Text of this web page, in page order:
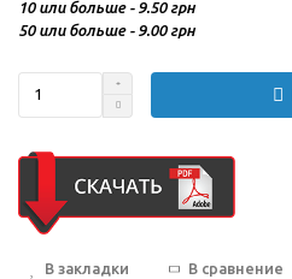
10 или больше - 9.50 грн
50 или больше - 9.00 грн
В закладки В сравнение